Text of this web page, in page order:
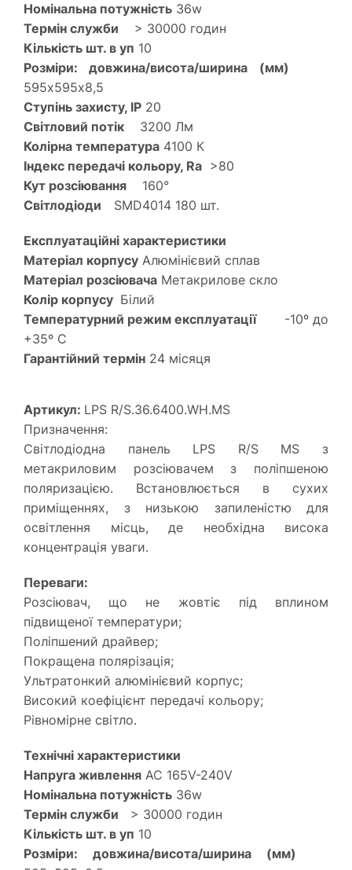
Номінальна потужність 36w
Термін служби > 30000 годин
Кількість шт. в уп 10
Розміри: довжина/висота/ширина (мм)
595х595х8,5
Ступінь захисту, IP 20
Світловий потік 3200 Лм
Колірна температура 4100 К
Індекс передачі кольору, Ra >80
Кут розсіювання 160°
Світлодіоди SMD4014 180 шт.
Експлуатаційні характеристики
Матеріал корпусу Алюмінієвий сплав
Матеріал розсіювача Метакрилове скло
Колір корпусу Білий
Температурний режим експлуатації
-10º до
+35º С
Гарантійний термін 24 місяця
Артикул: LPS R/S.36.6400.WH.MS
Призначення:
Світлодіодна панель LPS R/S MS з
метакриловим розсіювачем з поліпшеною
поляризацією. Встановлюється в сухих
приміщеннях, з низькою запиленістю для
освітлення місць, де необхідна висока
концентрація уваги.
Переваги:
Розсіювач, що не жовтіє під вплином
підвищеної температури;
Поліпшений драйвер;
Покращена полярізація;
Ультратонкий алюмінієвий корпус;
Високий коефіцієнт передачі кольору;
Рівномірне світло.
Технічні характеристики
Напруга живлення AC 165V-240V
Номінальна потужність 36w
Термін служби > 30000 годин
Кількість шт. в уп 10
Розміри: довжина/висота/ширина (мм)